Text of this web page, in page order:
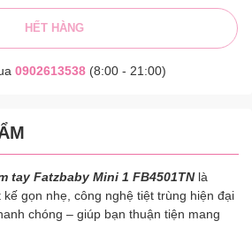
HẾT HÀNG
0902613538(8:00 - 21:00)
tay Fatzbaby Mini 1 FB4501TN là
gọn nhẹ, công nghệ tiệt trùng hiện đại
chóng – giúp bạn thuận tiện mang